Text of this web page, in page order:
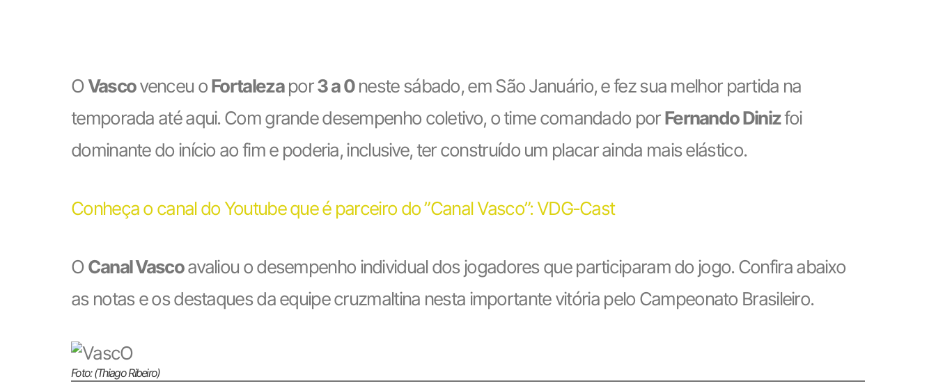
OVascovenceu oFortalezapor3 a 0neste sábado, em São Januário, e fez sua melhor partida na
temporada até aqui. Com grande desempenho coletivo, o time comandado porFernando Dinizfoi
dominante do início ao fim e poderia, inclusive, ter construído um placar ainda mais elástico.
Conheça o canal do Youtube que é parceiro do ”Canal Vasco”: VDG-Cast
OCanal Vascoavaliou o desempenho individual dos jogadores que participaram do jogo. Confira abaixo
as notas e os destaques da equipe cruzmaltina nesta importante vitória pelo Campeonato Brasileiro.
Foto: (Thiago Ribeiro)